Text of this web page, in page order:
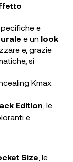
e
e un look
e, grazie
si
Kmax.
Edition , le
e
Size , le